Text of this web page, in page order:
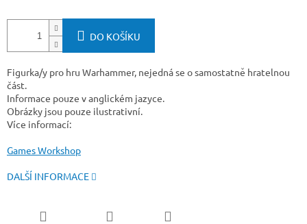
DO KOŠÍKU
Figurka/y pro hru Warhammer, nejedná se o samostatně hratelnou
část.
Informace pouze v anglickém jazyce.
Obrázky jsou pouze ilustrativní.
Více informací:
Games Workshop
DALŠÍ INFORMACE